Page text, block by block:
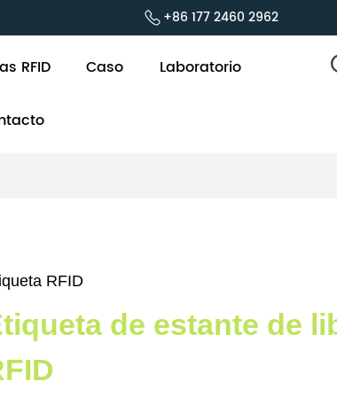
+86 177 2460 2962
RFID Caso Laboratorio
RFID
de estante de